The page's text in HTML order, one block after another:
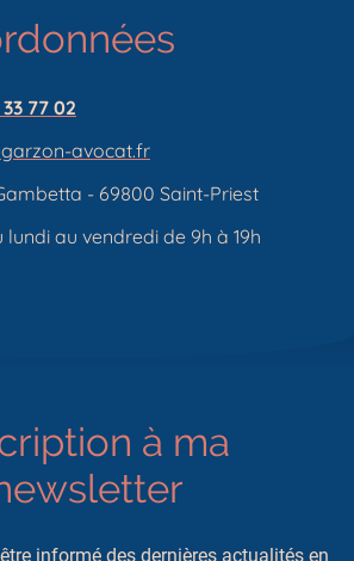
77 02
avocat.fr
- 69800 Saint-Priest
au vendredi de 9h à 19h
à ma
informé des dernières actualités en